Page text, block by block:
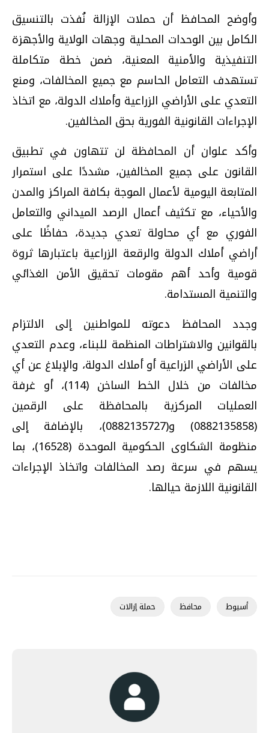
وأوضح المحافظ أن حملات الإزالة نُفذت بالتنسيق
الكامل بين الوحدات المحلية وجهات الولاية والأجهزة
التنفيذية والأمنية المعنية، ضمن خطة متكاملة
تستهدف التعامل الحاسم مع جميع المخالفات، ومنع
التعدي على الأراضي الزراعية وأملاك الدولة، مع اتخاذ
الإجراءات القانونية الفورية بحق المخالفين.
وأكد علوان أن المحافظة لن تتهاون في تطبيق
القانون على جميع المخالفين، مشددًا على استمرار
المتابعة اليومية لأعمال الموجة بكافة المراكز والمدن
والأحياء، مع تكثيف أعمال الرصد الميداني والتعامل
الفوري مع أي محاولة تعدي جديدة، حفاظًا على
أراضي أملاك الدولة والرقعة الزراعية باعتبارها ثروة
قومية وأحد أهم مقومات تحقيق الأمن الغذائي
والتنمية المستدامة.
وجدد المحافظ دعوته للمواطنين إلى الالتزام
بالقوانين والاشتراطات المنظمة للبناء، وعدم التعدي
على الأراضي الزراعية أو أملاك الدولة، والإبلاغ عن أي
مخالفات من خلال الخط الساخن (114)، أو غرفة
العمليات المركزية بالمحافظة على الرقمين
(0882135858) و(0882135727)، بالإضافة إلى
منظومة الشكاوى الحكومية الموحدة (16528)، بما
يسهم في سرعة رصد المخالفات واتخاذ الإجراءات
القانونية اللازمة حيالها.
أسيوط محافظ حملة إزالات